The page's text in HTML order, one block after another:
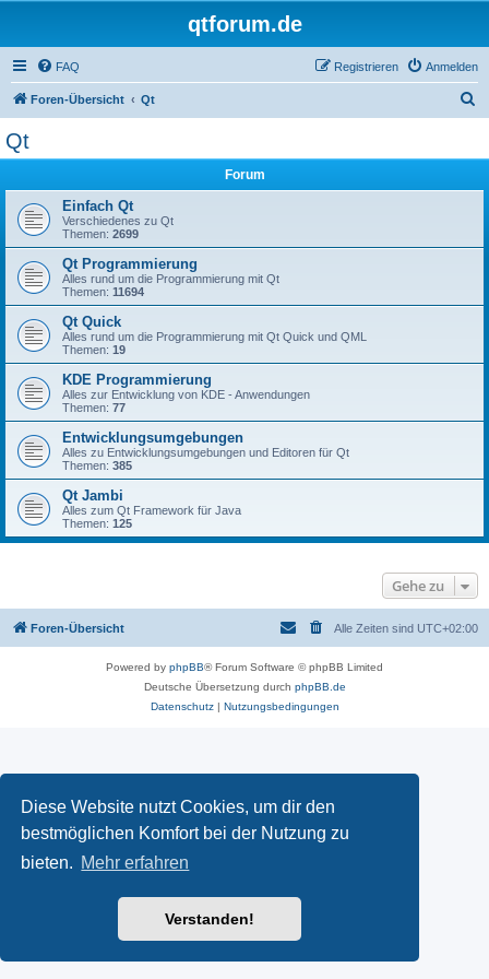
Diese Website nutzt Cookies, um dir den
bestmöglichen Komfort bei der Nutzung zu
bieten. Mehr erfahren
Verstanden!
qtforum.de
FAQ Anmelden
Registrieren
Foren-Übersicht Qt
Qt
Forum
Einfach Qt
Verschiedenes zu Qt
Themen: 2699
Qt Programmierung
Alles rund um die Programmierung mit Qt
Themen: 11694
Qt Quick
Alles rund um die Programmierung mit Qt Quick und QML
Themen: 19
KDE Programmierung
Alles zur Entwicklung von KDE - Anwendungen
Themen: 77
Entwicklungsumgebungen
Alles zu Entwicklungsumgebungen und Editoren für Qt
Themen: 385
Qt Jambi
Alles zum Qt Framework für Java
Themen: 125
Gehe zu
Foren-Übersicht Alle Zeiten sind UTC+02:00
Powered by phpBB® Forum Software © phpBB Limited
Deutsche Übersetzung durch phpBB.de
Datenschutz| Nutzungsbedingungen